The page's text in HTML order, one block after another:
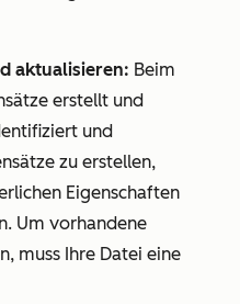
aktualisieren: Beim
erstellt und
und
zu erstellen,
Eigenschaften
Um vorhandene
muss Ihre Datei eine